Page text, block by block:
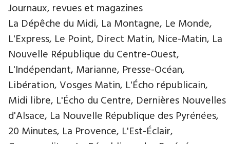
Journaux, revues et magazines
La Dépêche du Midi, La Montagne, Le Monde,
L'Express, Le Point, Direct Matin, Nice-Matin, La
Nouvelle République du Centre-Ouest,
L'Indépendant, Marianne, Presse-Océan,
Libération, Vosges Matin, L'Écho républicain,
Midi libre, L'Écho du Centre, Dernières Nouvelles
d'Alsace, La Nouvelle République des Pyrénées,
20 Minutes, La Provence, L'Est-Éclair,